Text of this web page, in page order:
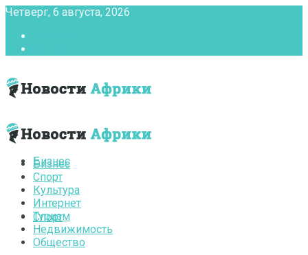
Четверг, 6 августа, 2026
Бизнес
Спорт
Бизнес
Спорт
Культура
Интернет
Туризм
Недвижимость
Общество